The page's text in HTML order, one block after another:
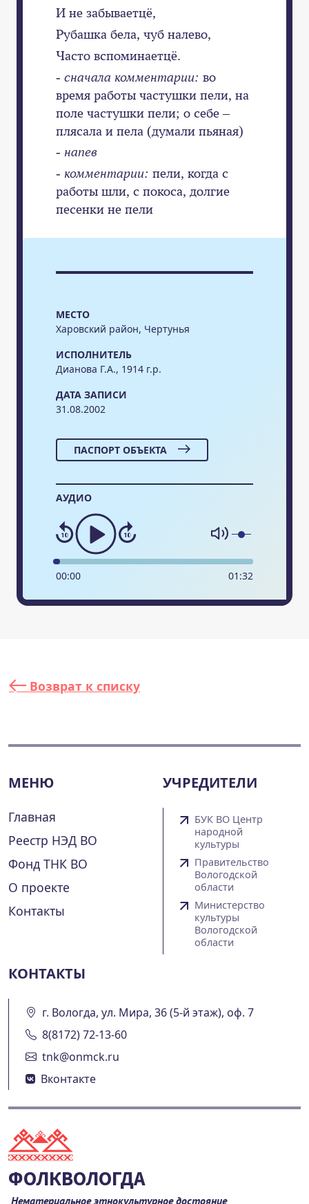
МЕСТО
Харовский район, Чертунья
ИСПОЛНИТЕЛЬ
Дианова Г.А., 1914 г.р.
ДАТА ЗАПИСИ
31.08.2002
ПАСПОРТ ОБЪЕКТА
АУДИО
00:00 01 :32
И не забываетцё,
Рубашка бела, чуб налево,
Часто вспоминаетцё.
- сначала комментарии: во
время работы частушки пели, на
поле частушки пели; о себе –
плясала и пела (думали пьяная)
- напев
- комментарии: пели, когда с
работы шли, с покоса, долгие
песенки не пели
Возврат к списку
МЕНЮ
Главная
Реестр НЭД ВО
Фонд ТНК ВО
О проекте
Контакты
УЧРЕДИТЕЛИ
БУК ВО Центр
народной
культуры
Правительство
Вологодской
области
Министерство
культуры
Вологодской
области
КОНТАКТЫ
г. Вологда, ул. Мира, 36 (5-й этаж), оф. 7
8(8172) 72-13-60
tnk@onmck.ru
Вконтакте
ФОЛКВОЛОГДА
Нематериальное этнокультурное достояние